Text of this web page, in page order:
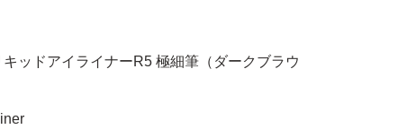
ッドアイライナーR5 極細筆（ダークブラウ